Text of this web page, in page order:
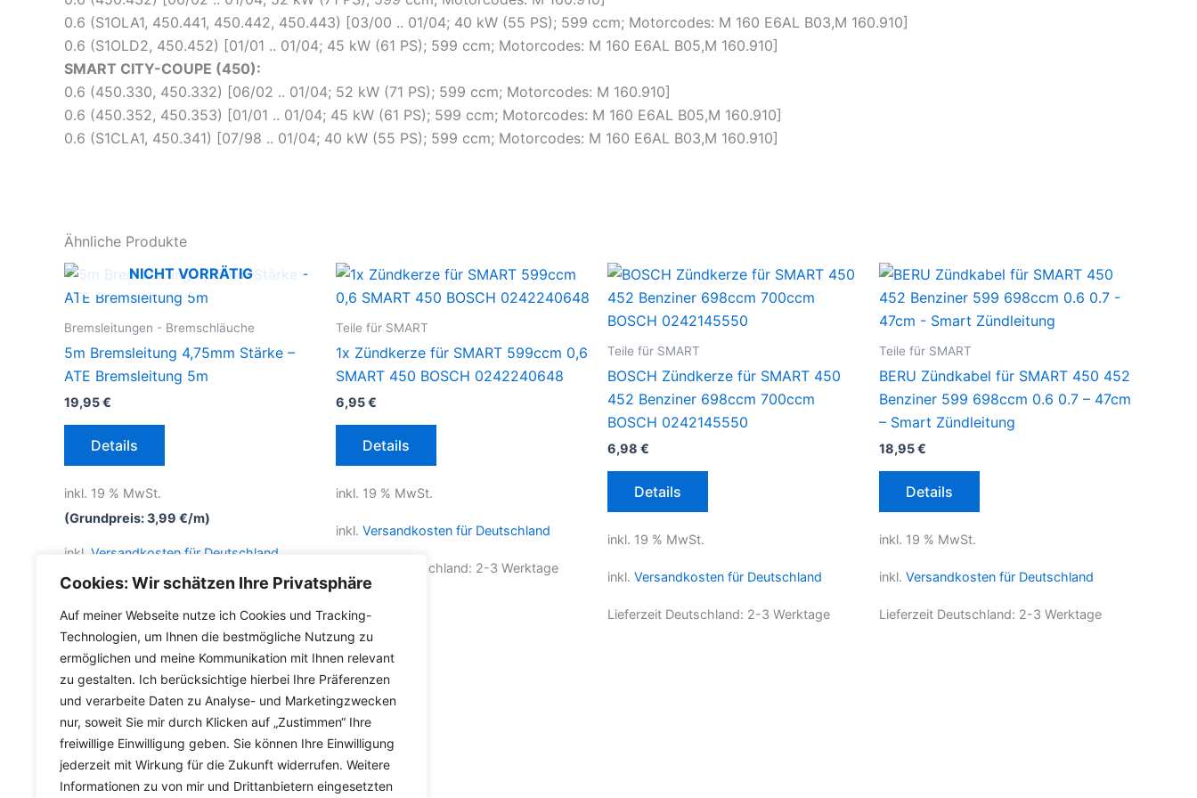
Cookies: Wir schätzen Ihre Privatsphäre
Auf meiner Webseite nutze ich Cookies und Tracking-
Technologien, um Ihnen die bestmögliche Nutzung zu
ermöglichen und meine Kommunikation mit Ihnen relevant
zu gestalten. Ich berücksichtige hierbei Ihre Präferenzen
und verarbeite Daten zu Analyse- und Marketingzwecken
nur, soweit Sie mir durch Klicken auf „Zustimmen“ Ihre
freiwillige Einwilligung geben. Sie können Ihre Einwilligung
jederzeit mit Wirkung für die Zukunft widerrufen. Weitere
Informationen zu von mir und Drittanbietern eingesetzten
0.6 (S1OLA1, 450.441, 450.442, 450.443) [03/00 .. 01/04; 40 kW (55 PS); 599 ccm; Motorcodes: M 160 E6AL B03,M 160.910]
0.6 (S1OLD2, 450.452) [01/01 .. 01/04; 45 kW (61 PS); 599 ccm; Motorcodes: M 160 E6AL B05,M 160.910]
SMART CITY-COUPE (450):
0.6 (450.330, 450.332) [06/02 .. 01/04; 52 kW (71 PS); 599 ccm; Motorcodes: M 160.910]
0.6 (450.352, 450.353) [01/01 .. 01/04; 45 kW (61 PS); 599 ccm; Motorcodes: M 160 E6AL B05,M 160.910]
0.6 (S1CLA1, 450.341) [07/98 .. 01/04; 40 kW (55 PS); 599 ccm; Motorcodes: M 160 E6AL B03,M 160.910]
Ähnliche Produkte
NICHT VORRÄTIG
Bremsleitungen - Bremschläuche
5m Bremsleitung 4,75mm Stärke –
ATE Bremsleitung 5m
19,95€
Details
inkl. 19 % MwSt.
(Grundpreis:3,99 €/m)
inkl. Versandkosten für Deutschland
Teile für SMART
1x Zündkerze für SMART 599ccm 0,6
SMART 450 BOSCH 0242240648
6,95€
Details
inkl. 19 % MwSt.
inkl. Versandkosten für Deutschland
Lieferzeit Deutschland: 2-3 Werktage
Teile für SMART
BOSCH Zündkerze für SMART 450
452 Benziner 698ccm 700ccm
BOSCH 0242145550
6,98 €
Details
inkl. 19 % MwSt.
inkl. Versandkosten für Deutschland
Lieferzeit Deutschland: 2-3 Werktage
Teile für SMART
BERU Zündkabel für SMART 450 452
Benziner 599 698ccm 0.6 0.7 – 47cm
– Smart Zündleitung
18,95€
Details
inkl. 19 % MwSt.
inkl. Versandkosten für Deutschland
Lieferzeit Deutschland: 2-3 Werktage